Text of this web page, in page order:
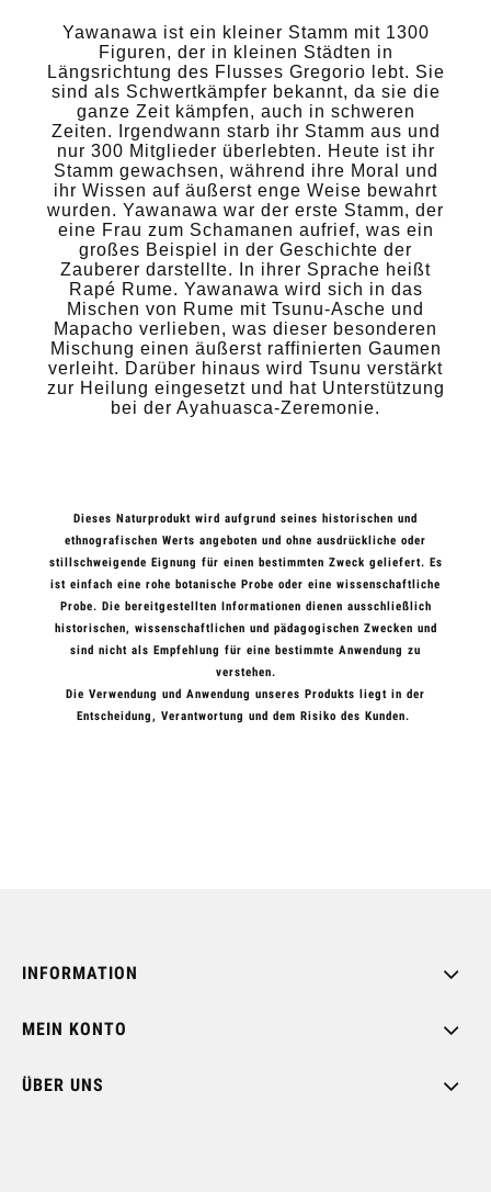
Yawanawa ist ein kleiner Stamm mit 1300
Figuren, der in kleinen Städten in
Längsrichtung des Flusses Gregorio lebt. Sie
sind als Schwertkämpfer bekannt, da sie die
ganze Zeit kämpfen, auch in schweren
Zeiten. Irgendwann starb ihr Stamm aus und
nur 300 Mitglieder überlebten. Heute ist ihr
Stamm gewachsen, während ihre Moral und
ihr Wissen auf äußerst enge Weise bewahrt
wurden. Yawanawa war der erste Stamm, der
eine Frau zum Schamanen aufrief, was ein
großes Beispiel in der Geschichte der
Zauberer darstellte. In ihrer Sprache heißt
Rapé Rume. Yawanawa wird sich in das
Mischen von Rume mit Tsunu-Asche und
Mapacho verlieben, was dieser besonderen
Mischung einen äußerst raffinierten Gaumen
verleiht. Darüber hinaus wird Tsunu verstärkt
zur Heilung eingesetzt und hat Unterstützung
bei der Ayahuasca-Zeremonie.
Dieses Naturprodukt wird aufgrund seines historischen und
ethnografischen Werts angeboten und ohne ausdrückliche oder
stillschweigende Eignung für einen bestimmten Zweck geliefert. Es
ist einfach eine rohe botanische Probe oder eine wissenschaftliche
Probe. Die bereitgestellten Informationen dienen ausschließlich
historischen, wissenschaftlichen und pädagogischen Zwecken und
sind nicht als Empfehlung für eine bestimmte Anwendung zu
verstehen.
Die Verwendung und Anwendung unseres Produkts liegt in der
Entscheidung, Verantwortung und dem Risiko des Kunden.
INFORMATION
MEIN KONTO
ÜBER UNS